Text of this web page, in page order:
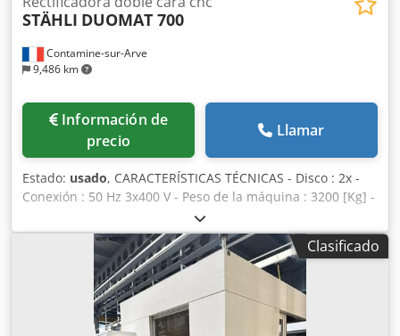
Contamine-sur-Arve
9,486 km
STÄHLI DUOMAT 700
Información de
precio
Llamar
Estado: usado, CARACTERÍSTICAS TÉCNICAS - Disco : 2x -
Conexión : 50 Hz 3x400 V - Peso de la máquina : 3200 [Kg] -
Horas en tensión : 94 787 [h] - Diametro de la muela : 700
[mm] Dkedpfow Ulnhox Af Tor - Altura de la muela : 200
[mm] - Altura máxima de la pieza a mecanizar : 100 [mm]
Clasificado